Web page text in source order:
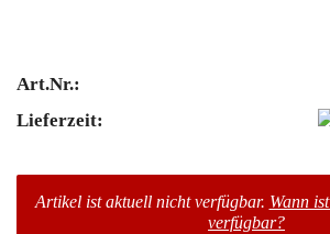
Art.Nr.:
Lieferzeit:
Artikel ist aktuell nicht verfügbar. Wann
verfügbar?